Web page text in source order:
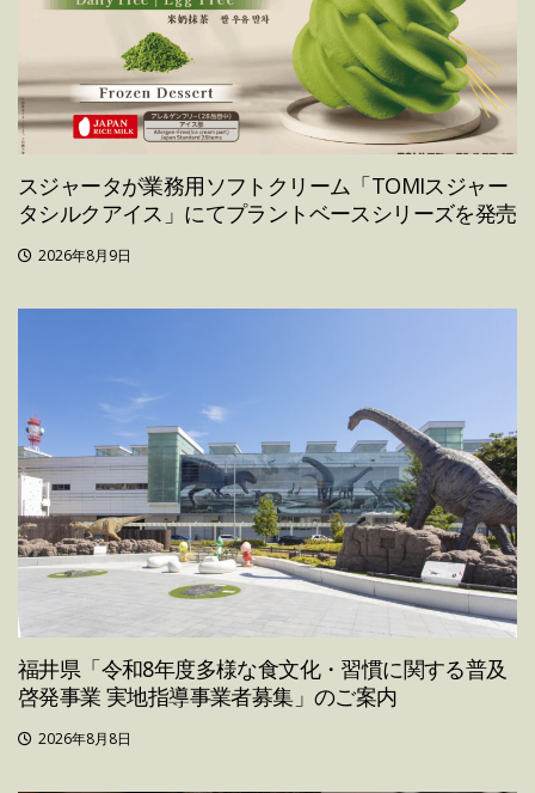
スジャータが業務用ソフトクリーム「TOMIスジャー
タシルクアイス」にてプラントベースシリーズを発売
2026年8月9日
福井県「令和8年度多様な食文化・習慣に関する普及
啓発事業 実地指導事業者募集」のご案内
2026年8月8日